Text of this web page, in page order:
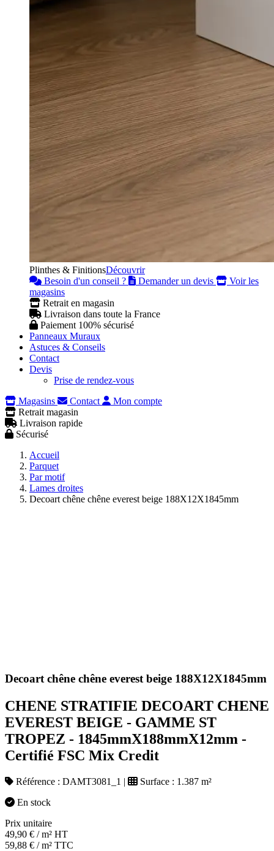
Plinthes & FinitionsDécouvrir
Besoin d'un conseil ?
Demander un devis
Voir les
magasins
Retrait en magasin
Livraison dans toute la France
Paiement 100% sécurisé
Panneaux Muraux
Astuces & Conseils
Contact
Devis
Prise de rendez-vous
Magasins
Contact
Mon compte
Retrait magasin
Livraison rapide
Sécurisé
Accueil
Parquet
Par motif
Lames droites
Decoart chêne chêne everest beige 188X12X1845mm
Decoart chêne chêne everest beige 188X12X1845mm
CHENE STRATIFIE DECOART CHENE
EVEREST BEIGE - GAMME ST
TROPEZ - 1845mmX188mmX12mm -
Certifié FSC Mix Credit
Référence : DAMT3081_1 | Surface : 1.387 m²
En stock
Prix unitaire
49,90 € / m² HT
59,88 € / m² TTC